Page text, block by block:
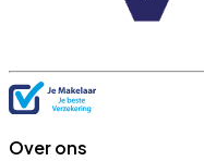
Over ons